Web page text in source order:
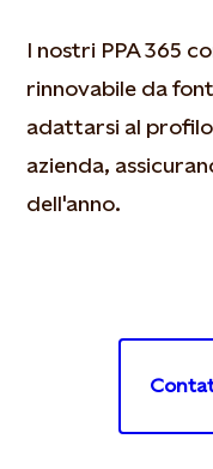
I nostri PPA 365
rinnovabile da
adattarsi al
azienda,
dell'anno.